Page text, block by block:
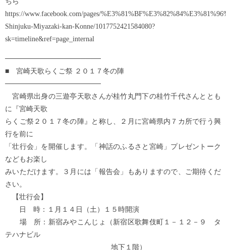
https://www.facebook.com/pages/
Shinjuku-Miyazaki-kan-Konne/1017752421584080?
sk=timeline&ref=page_internal
───────────────────
■ 宮崎天歌らくご祭 ２０１７冬の陣
───────────────────
宮崎県出身の三遊亭天歌さんが桂竹丸門下の桂竹千代さんととも
に『宮崎天歌
らくご祭２０１７冬の陣』と称し、２月に宮崎県内７カ所で行う興
行を前に
「壮行会」を開催します。「神話のふるさと宮崎」プレゼントーク
などもお楽し
みいただけます。３月には「報告会」もありますので、ご期待くだ
さい。
【壮行会】
日 時：１月１４日（土）１５時開演
場 所：新宿みやこんじょ（新宿区歌舞伎町１－１２－９ タ
テハナビル
地下１階）